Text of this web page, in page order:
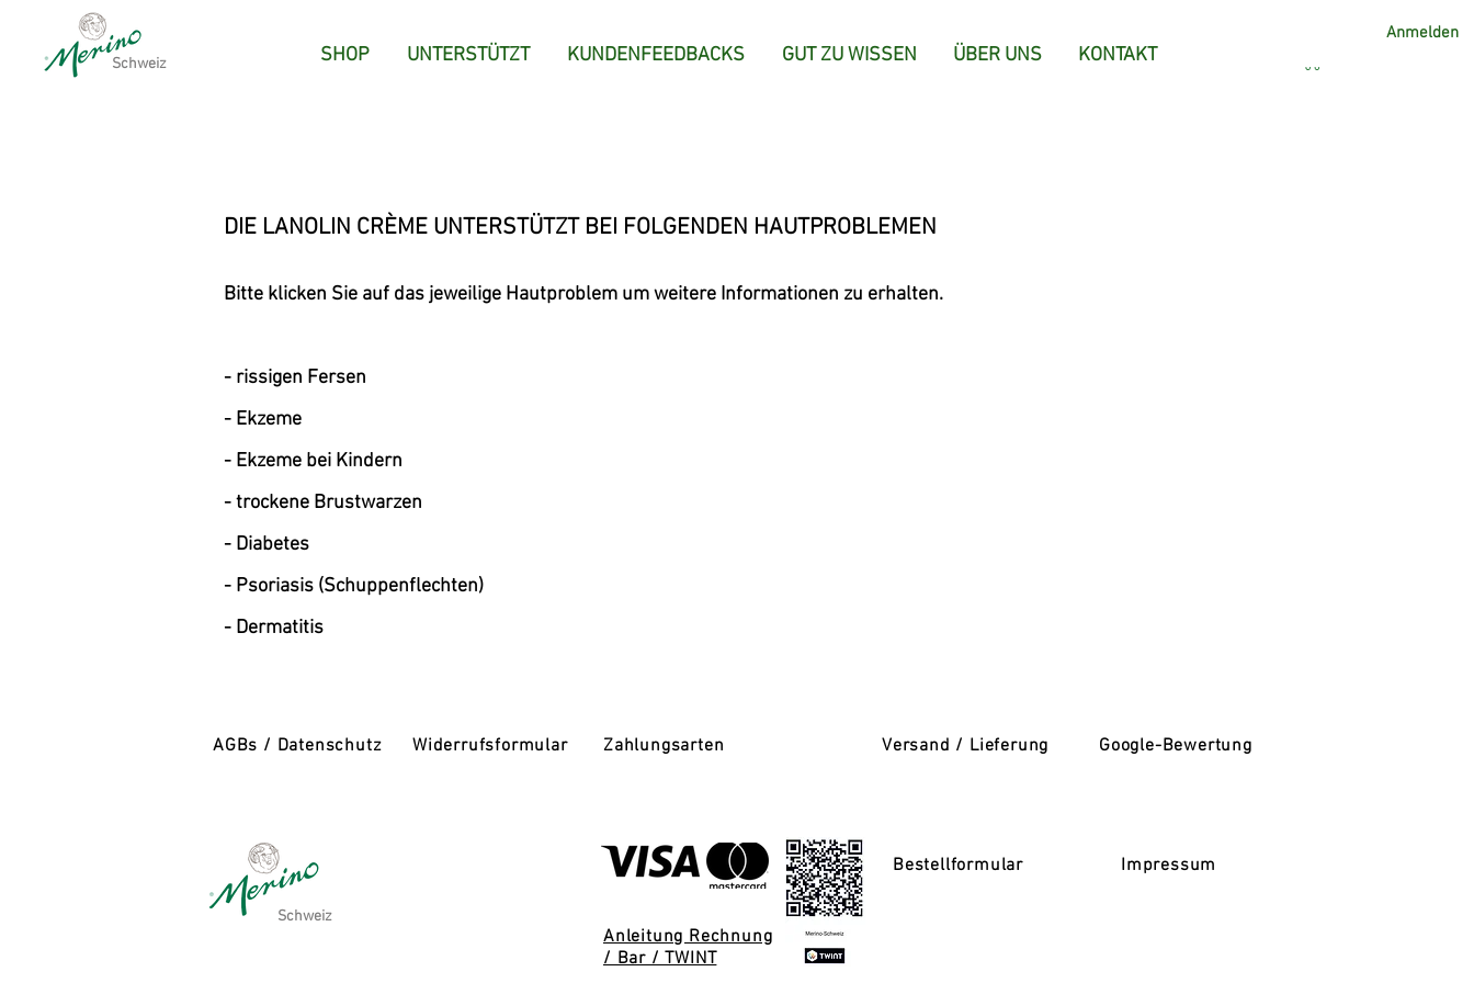
SHOP UNTERSTÜTZT KUNDENFEEDBACKS GUT ZU WISSEN ÜBER UNS KONTAKT
Anmelden
Schweiz
DIE LANOLIN CRÈME UNTERSTÜTZT BEI FOLGENDEN HAUTPROBLEMEN
Bitte klicken Sie auf das jeweilige Hautproblem um weitere Informationen zu erhalten.
- rissigen Fersen
- Ekzeme
- Ekzeme bei Kindern
- trockene Brustwarzen
- Diabetes
- Psoriasis (Schuppenflechten)
- Dermatitis
AGBs / Datenschutz Widerrufsformular Zahlungsarten Versand / Lieferung
Schweiz
Anleitung Rechnung
/ Bar / TWINT
Bestellformular
Google-Bewertung
Impressum